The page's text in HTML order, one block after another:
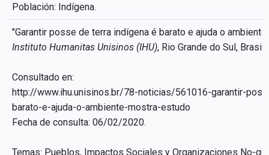
Población: Indígena.
"Garantir posse de terra indígena é barato e ajuda o
Instituto Humanitas Unisinos (IHU), Rio Grande do Sul,
Consultado en:
http://www.ihu.unisinos.br/78-noticias/561016-garantir-
barato-e-ajuda-o-ambiente-mostra-estudo
Fecha de consulta: 06/02/2020.
Temas: Pueblos, Impactos Sociales y Organizaciones No-